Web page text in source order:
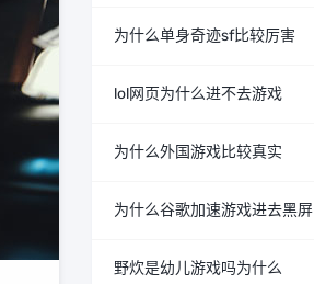
为什么单身奇迹sf比较厉害
lol网页为什么进不去游戏
为什么外国游戏比较真实
为什么谷歌加速游戏进去黑屏
野炊是幼儿游戏吗为什么